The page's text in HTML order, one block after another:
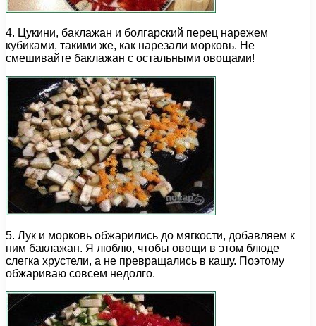
4. Цукини, баклажан и болгарский перец нарежем
кубиками, такими же, как нарезали морковь. Не
смешивайте баклажан с остальными овощами!
5. Лук и морковь обжарились до мягкости, добавляем к
ним баклажан. Я люблю, чтобы овощи в этом блюде
слегка хрустели, а не превращались в кашу. Поэтому
обжариваю совсем недолго.